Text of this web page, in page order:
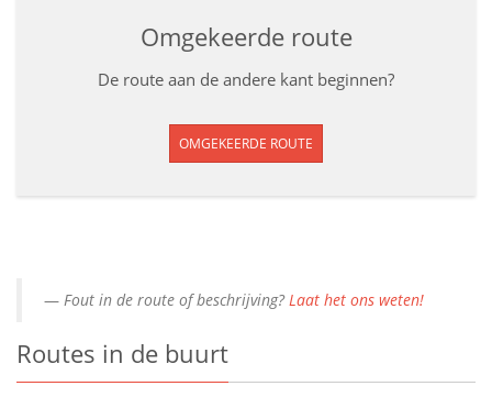
Omgekeerde route
De route aan de andere kant beginnen?
OMGEKEERDE ROUTE
Fout in de route of beschrijving?Laat het ons weten!
Routes in de buurt